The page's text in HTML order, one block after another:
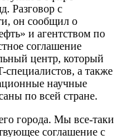
Разговор с
он сообщил о
и агентством по
соглашение
центр, который
специалистов, а также
научные
по всей стране.
города. Мы все-таки
соглашение с